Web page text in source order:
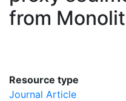
from
Resource type
Journal Article